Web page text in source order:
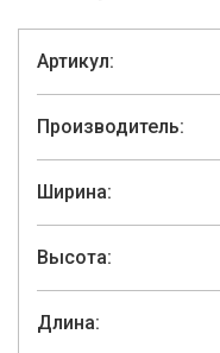
Артикул:
Производитель:
Ширина:
Высота:
Длина: